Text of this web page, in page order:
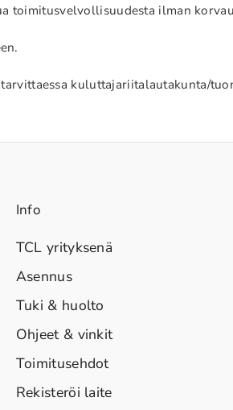
toimitusvelvollisuudesta ilman
kuluttajariitalautakunta/
Info
TCL yrityksenä
Asennus
Tuki & huolto
Ohjeet & vinkit
Toimitusehdot
Rekisteröi laite